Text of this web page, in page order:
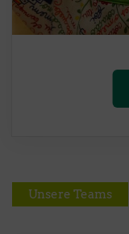
Unsere Teams